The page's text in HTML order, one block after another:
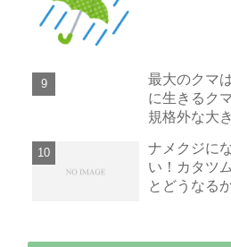
最大のクマ
に生きるク
規格外な大
ナメクジに
い！カタツ
とどうなる